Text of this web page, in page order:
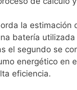
la estimación
batería
el segundo se
energético en
eficiencia.